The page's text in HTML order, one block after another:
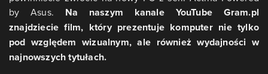
by Asus. Na naszym kanale YouTube Gram.pl
znajdziecie film, który prezentuje komputer nie tylko
pod względem wizualnym, ale również wydajności w
najnowszych tytułach.